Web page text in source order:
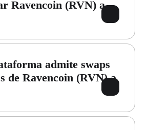
Ravencoin (RVN) a
admite swaps
de Ravencoin (RVN) a